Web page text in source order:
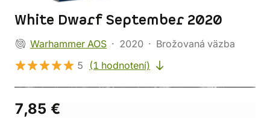
White Dwarf September 2020
Warhammer AOS 2020
Brožovaná väzba
5
(1 hodnotení)
7,85 €